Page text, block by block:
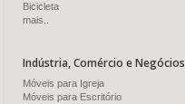
Bicicleta
mais..
Indústria, Comércio e Negócios
Móveis para Igreja
Móveis para Escritório